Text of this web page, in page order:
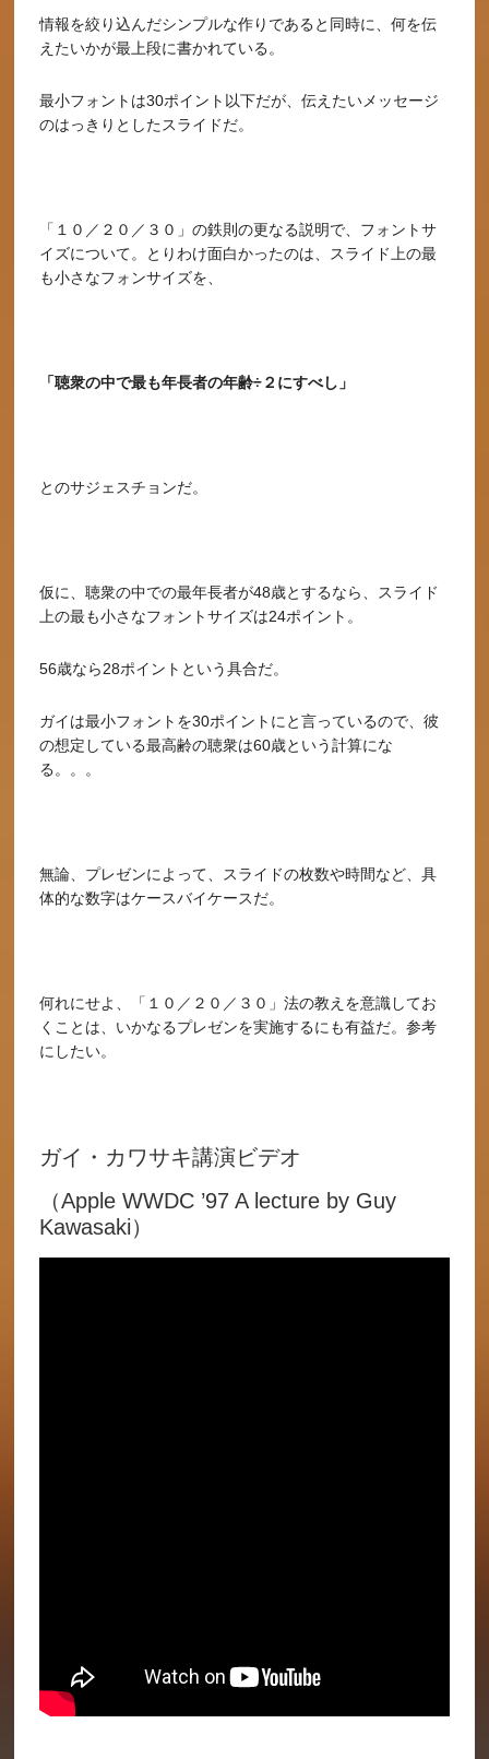
情報を絞り込んだシンプルな作りであると同時に、何を伝
えたいかが最上段に書かれている。
最小フォントは30ポイント以下だが、伝えたいメッセージ
のはっきりとしたスライドだ。
「１０／２０／３０」の鉄則の更なる説明で、フォントサ
イズについて。とりわけ面白かったのは、スライド上の最
も小さなフォンサイズを、
「聴衆の中で最も年長者の年齢÷２にすべし」
とのサジェスチョンだ。
仮に、聴衆の中での最年長者が48歳とするなら、スライド
上の最も小さなフォントサイズは24ポイント。
56歳なら28ポイントという具合だ。
ガイは最小フォントを30ポイントにと言っているので、彼
の想定している最高齢の聴衆は60歳という計算にな
る。。。
無論、プレゼンによって、スライドの枚数や時間など、具
体的な数字はケースバイケースだ。
何れにせよ、「１０／２０／３０」法の教えを意識してお
くことは、いかなるプレゼンを実施するにも有益だ。参考
にしたい。
ガイ・カワサキ講演ビデオ
（Apple WWDC ’97 A lecture by Guy
Kawasaki）